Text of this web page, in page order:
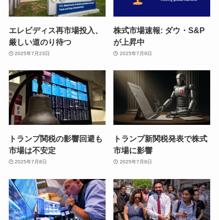
エレビディス再市場投入、
厳しい道のり待つ
2025年7月23日
株式市場速報: ダウ・S&P
が上昇中
2025年7月9日
トランプ関税の影響回避も
市場は不安定
2025年7月8日
トランプ新関税発表で株式
市場に影響
2025年7月8日